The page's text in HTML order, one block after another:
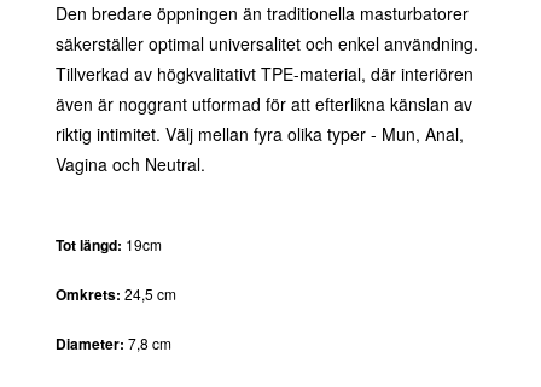
Den bredare öppningen än traditionella masturbatorer
säkerställer optimal universalitet och enkel användning.
Tillverkad av högkvalitativt TPE-material, där interiören
även är noggrant utformad för att efterlikna känslan av
riktig intimitet. Välj mellan fyra olika typer - Mun, Anal,
Vagina och Neutral.
Tot längd: 19cm
Omkrets: 24,5 cm
Diameter: 7,8 cm